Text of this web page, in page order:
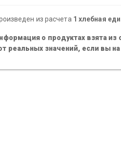
из расчета 1 хлебная
о продуктах взята из
реальных значений, если вы